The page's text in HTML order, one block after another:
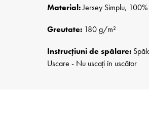
Material:Jersey Simplu,
Greutate:180 g/m²
Instrucțiuni de spălare:
Uscare - Nu uscați în uscător